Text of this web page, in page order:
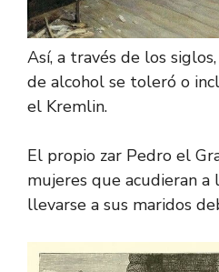
Así, a través de los
de alcohol se toleró o
el Kremlin.
El propio zar Pedro el
mujeres que acudieran a
llevarse a sus maridos